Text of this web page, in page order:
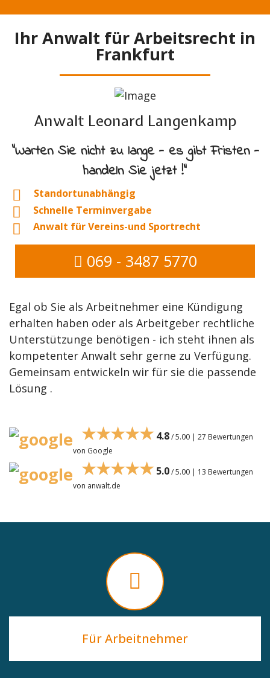
Ihr Anwalt für Arbeitsrecht in
Frankfurt
Anwalt Leonard Langenkamp
"Warten Sie nicht zu lange - es gibt Fristen -
handeln Sie jetzt !"
Standortunabhängig
Schnelle Terminvergabe
Anwalt für Vereins-und Sportrecht
069 - 3487 5770
Egal ob Sie als Arbeitnehmer eine Kündigung
erhalten haben oder als Arbeitgeber rechtliche
Unterstützunge benötigen - ich steht ihnen als
kompetenter Anwalt sehr gerne zu Verfügung.
Gemeinsam entwickeln wir für sie die passende
Lösung .
★★★★★ 4.8/ 5.00 | 27 Bewertungen
von Google
★★★★★ 5.0/ 5.00 | 13 Bewertungen
von anwalt.de
Für Arbeitnehmer